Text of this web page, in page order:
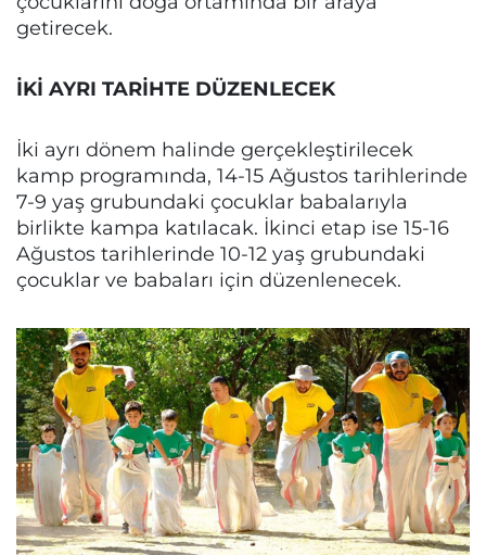
getirecek.
İKİ AYRI TARİHTE DÜZENLECEK
İki ayrı dönem halinde gerçekleştirilecek
kamp programında, 14-15 Ağustos tarihlerinde
7-9 yaş grubundaki çocuklar babalarıyla
birlikte kampa katılacak. İkinci etap ise 15-16
Ağustos tarihlerinde 10-12 yaş grubundaki
çocuklar ve babaları için düzenlenecek.